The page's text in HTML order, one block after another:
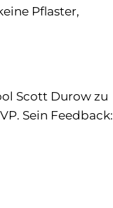
Pflaster,
Scott Durow zu
Sein Feedback: